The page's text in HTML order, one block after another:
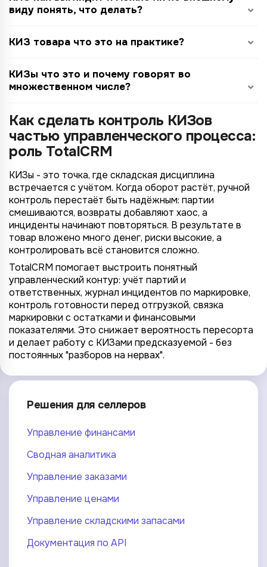
виду понять, что делать?
КИЗ товара что это на практике?
КИЗы что это и почему говорят во
множественном числе?
Как сделать контроль КИЗов
частью управленческого процесса:
роль TotalCRM
КИЗы - это точка, где складская дисциплина
встречается с учётом. Когда оборот растёт, ручной
контроль перестаёт быть надёжным: партии
смешиваются, возвраты добавляют хаос, а
инциденты начинают повторяться. В результате в
товар вложено много денег, риски высокие, а
контролировать всё становится сложно.
TotalCRM помогает выстроить понятный
управленческий контур: учёт партий и
ответственных, журнал инцидентов по маркировке,
контроль готовности перед отгрузкой, связка
маркировки с остатками и финансовыми
показателями. Это снижает вероятность пересорта
и делает работу с КИЗами предсказуемой - без
постоянных "разборов на нервах".
Решения для селлеров
Управление финансами
Сводная аналитика
Управление заказами
Управление ценами
Управление складскими запасами
Документация по API